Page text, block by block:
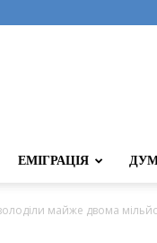
ЕМІГРАЦІЯ
майже двома